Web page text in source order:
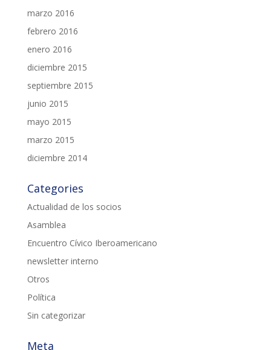
marzo 2016
febrero 2016
enero 2016
diciembre 2015
septiembre 2015
junio 2015
mayo 2015
marzo 2015
diciembre 2014
Categories
Actualidad de los socios
Asamblea
Encuentro Cívico Iberoamericano
newsletter interno
Otros
Política
Sin categorizar
Meta